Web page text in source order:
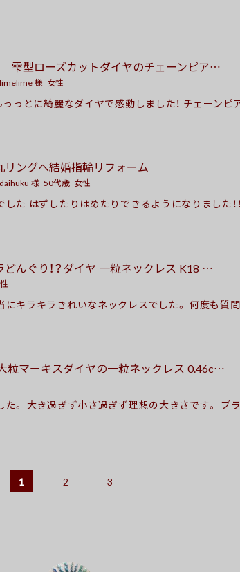
雫型ローズカットダイヤのチェーンピア…
limelime 様 女性
っっとに綺麗なダイヤで感動しました！ チェーンピ
、黄色、茶色、黒、青、ピンクと 色々揃えてきました
のが欲しくなってしまって… 今度は茶色系のブリ
でいます！ 最近ちょっと買い物をしすぎたので、
リングへ結婚指輪リフォーム
daihuku 様 50代歳 女性
た はずしたりはめたりできるようになりました！
したらお世話になります。 （2024.9.2）
んぐり！？ダイヤ 一粒ネックレス K18 …
にキラキラきれいなネックレスでした。 何度も質
粒マーキスダイヤの一粒ネックレス 0.46c…
。 大き過ぎず小さ過ぎず理想の大きさです。 ブ
( 2022.01.06 )
1 2 3